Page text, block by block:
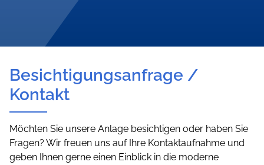
Besichtigungsanfrage /
Kontakt
Möchten Sie unsere Anlage besichtigen oder haben Sie
Fragen? Wir freuen uns auf Ihre Kontaktaufnahme und
geben Ihnen gerne einen Einblick in die moderne